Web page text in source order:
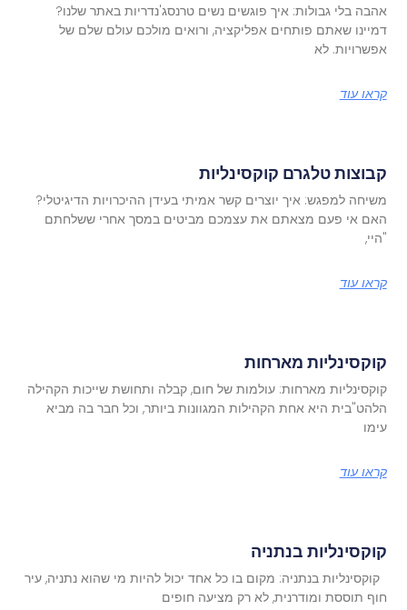
אהבה בלי גבולות: איך פוגשים נשים טרנסג'נדריות באתר שלנו?
דמיינו שאתם פותחים אפליקציה, ורואים מולכם עולם שלם של
אפשרויות. לא
קראו עוד
קבוצות טלגרם קוקסינליות
משיחה למפגש: איך יוצרים קשר אמיתי בעידן ההיכרויות הדיגיטלי?
האם אי פעם מצאתם את עצמכם מביטים במסך אחרי ששלחתם
"היי,
קראו עוד
קוקסינליות מארחות
קוקסינליות מארחות: עולמות של חום, קבלה ותחושת שייכות הקהילה
הלהט"בית היא אחת הקהילות המגוונות ביותר, וכל חבר בה מביא
עימו
קראו עוד
קוקסינליות בנתניה
קוקסינליות בנתניה: מקום בו כל אחד יכול להיות מי שהוא נתניה, עיר
חוף תוססת ומודרנית, לא רק מציעה חופים